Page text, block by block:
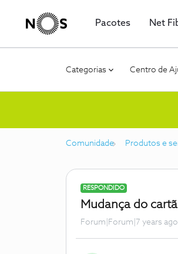
Pacotes Net
Categorias Centro de
Comunidade Produtos e
RESPONDIDO
Mudança do
Forum|Forum|7 years ago